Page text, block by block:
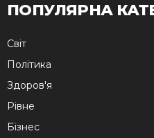
ПОПУЛЯРНА
Cвіт
Політика
Здоров'я
Рівне
Бізнес